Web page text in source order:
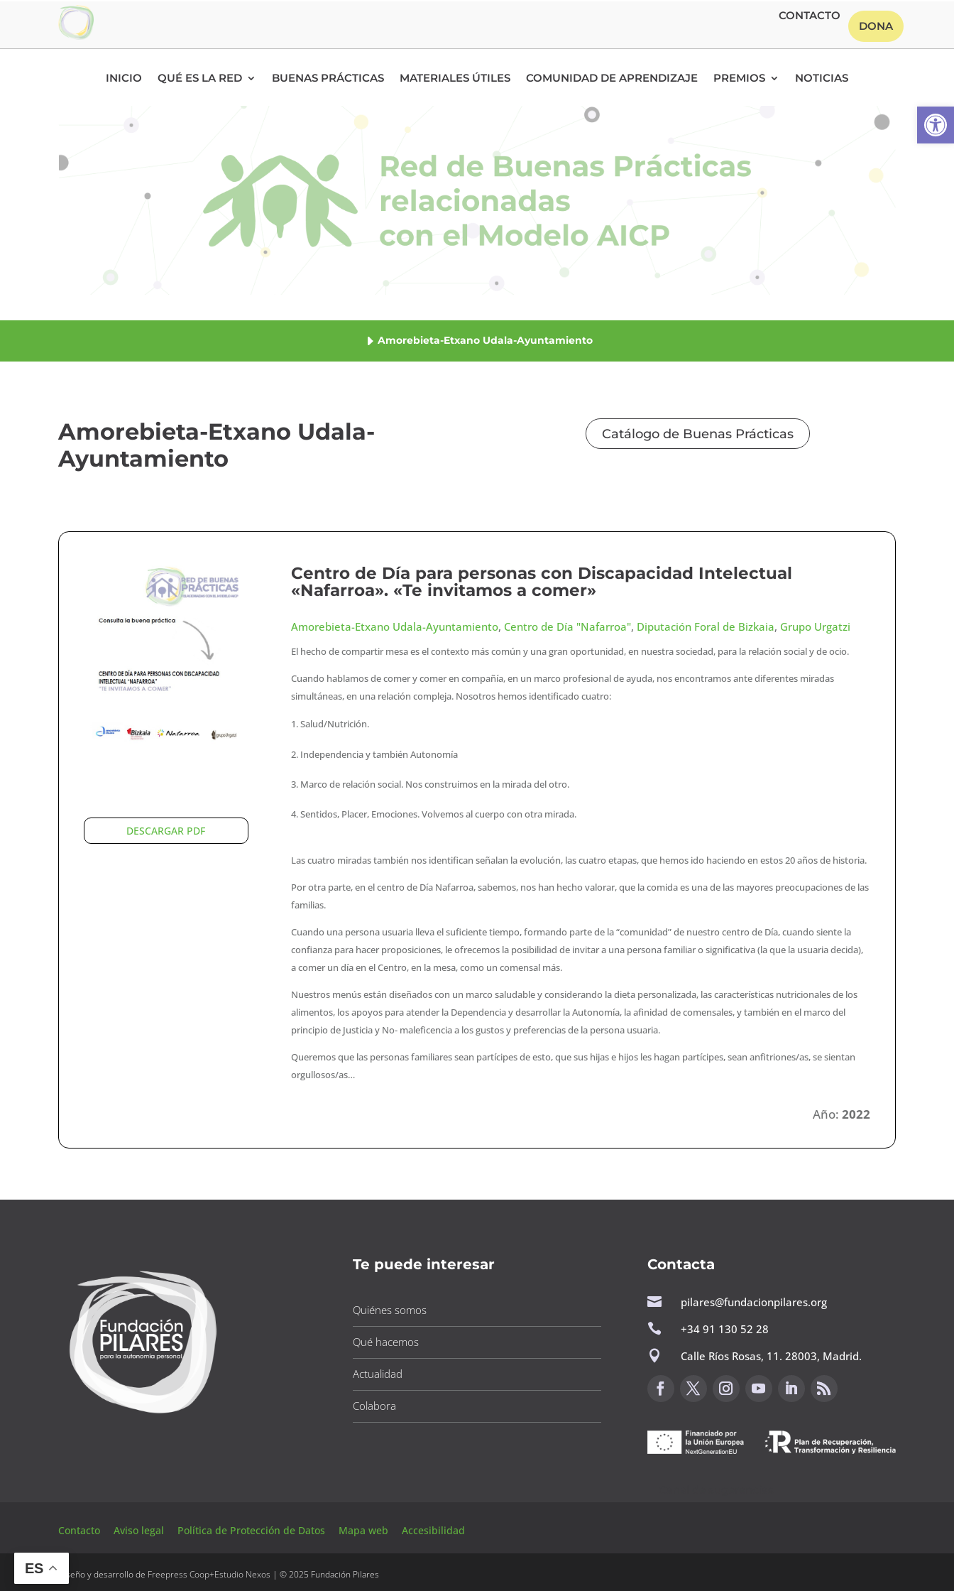
CONTACTO
DONA
INICIO QUÉ ES LA RED BUENAS PRÁCTICAS MATERIALES ÚTILES COMUNIDAD DE APRENDIZAJE PREMIOS NOTICIAS
Amorebieta-Etxano Udala-Ayuntamiento
Amorebieta-Etxano Udala-
Ayuntamiento
Catálogo de Buenas Prácticas
DESCARGAR PDF
Centro de Día para personas con Discapacidad Intelectual
«Nafarroa». «Te invitamos a comer»
Amorebieta-Etxano Udala-Ayuntamiento, Centro de Día "Nafarroa", Diputación Foral de Bizkaia, Grupo Urgatzi
El hecho de compartir mesa es el contexto más común y una gran oportunidad, en nuestra sociedad, para la relación social y de ocio.
Cuando hablamos de comer y comer en compañía, en un marco profesional de ayuda, nos encontramos ante diferentes miradas
simultáneas, en una relación compleja. Nosotros hemos identificado cuatro:
Salud/Nutrición.
Independencia y también Autonomía
Marco de relación social. Nos construimos en la mirada del otro.
Sentidos, Placer, Emociones. Volvemos al cuerpo con otra mirada.
Las cuatro miradas también nos identifican señalan la evolución, las cuatro etapas, que hemos ido haciendo en estos 20 años de historia.
Por otra parte, en el centro de Día Nafarroa, sabemos, nos han hecho valorar, que la comida es una de las mayores preocupaciones de las
familias.
Cuando una persona usuaria lleva el suficiente tiempo, formando parte de la “comunidad” de nuestro centro de Día, cuando siente la
confianza para hacer proposiciones, le ofrecemos la posibilidad de invitar a una persona familiar o significativa (la que la usuaria decida),
a comer un día en el Centro, en la mesa, como un comensal más.
Nuestros menús están diseñados con un marco saludable y considerando la dieta personalizada, las características nutricionales de los
alimentos, los apoyos para atender la Dependencia y desarrollar la Autonomía, la afinidad de comensales, y también en el marco del
principio de Justicia y No- maleficencia a los gustos y preferencias de la persona usuaria.
Queremos que las personas familiares sean partícipes de esto, que sus hijas e hijos les hagan partícipes, sean anfitriones/as, se sientan
orgullosos/as…
Año: 2022
Te puede interesar
Quiénes somos
Qué hacemos
Actualidad
Colabora
Contacta

pilares@fundacionpilares.org

+34 91 130 52 28

Calle Ríos Rosas, 11. 28003, Madrid.
Contacto Aviso legal Política de Protección de Datos Mapa web Accesibilidad
Diseño y desarrollo de Freepress Coop+Estudio Nexos | © 2025 Fundación Pilares
ES